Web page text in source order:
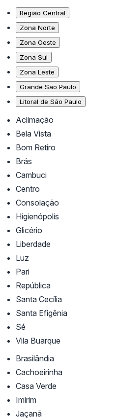
Região Central
Zona Norte
Zona Oeste
Zona Sul
Zona Leste
Grande São Paulo
Litoral de São Paulo
Aclimação
Bela Vista
Bom Retiro
Brás
Cambuci
Centro
Consolação
Higienópolis
Glicério
Liberdade
Luz
Pari
República
Santa Cecília
Santa Efigênia
Sé
Vila Buarque
Brasilândia
Cachoeirinha
Casa Verde
Imirim
Jaçanã